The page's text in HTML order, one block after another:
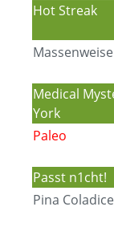
Hot Streak
Medical
York
Paleo
Passt n1cht!
Pina Coladice